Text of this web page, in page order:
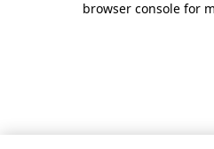
browser console for